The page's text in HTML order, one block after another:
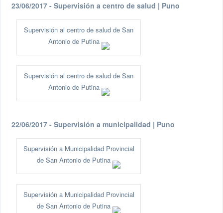
23/06/2017 - Supervisión a centro de salud | Puno
Supervisión al centro de salud de San
Antonio de Putina
Supervisión al centro de salud de San
Antonio de Putina
22/06/2017 - Supervisión a municipalidad | Puno
Supervisión a Municipalidad Provincial
de San Antonio de Putina
Supervisión a Municipalidad Provincial
de San Antonio de Putina